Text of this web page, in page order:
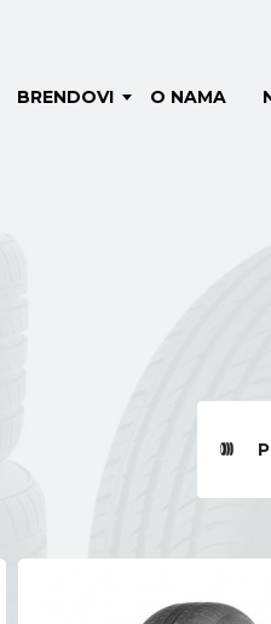
BRENDOVI O NAMA